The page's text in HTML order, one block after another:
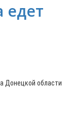
едет
Донецкой области